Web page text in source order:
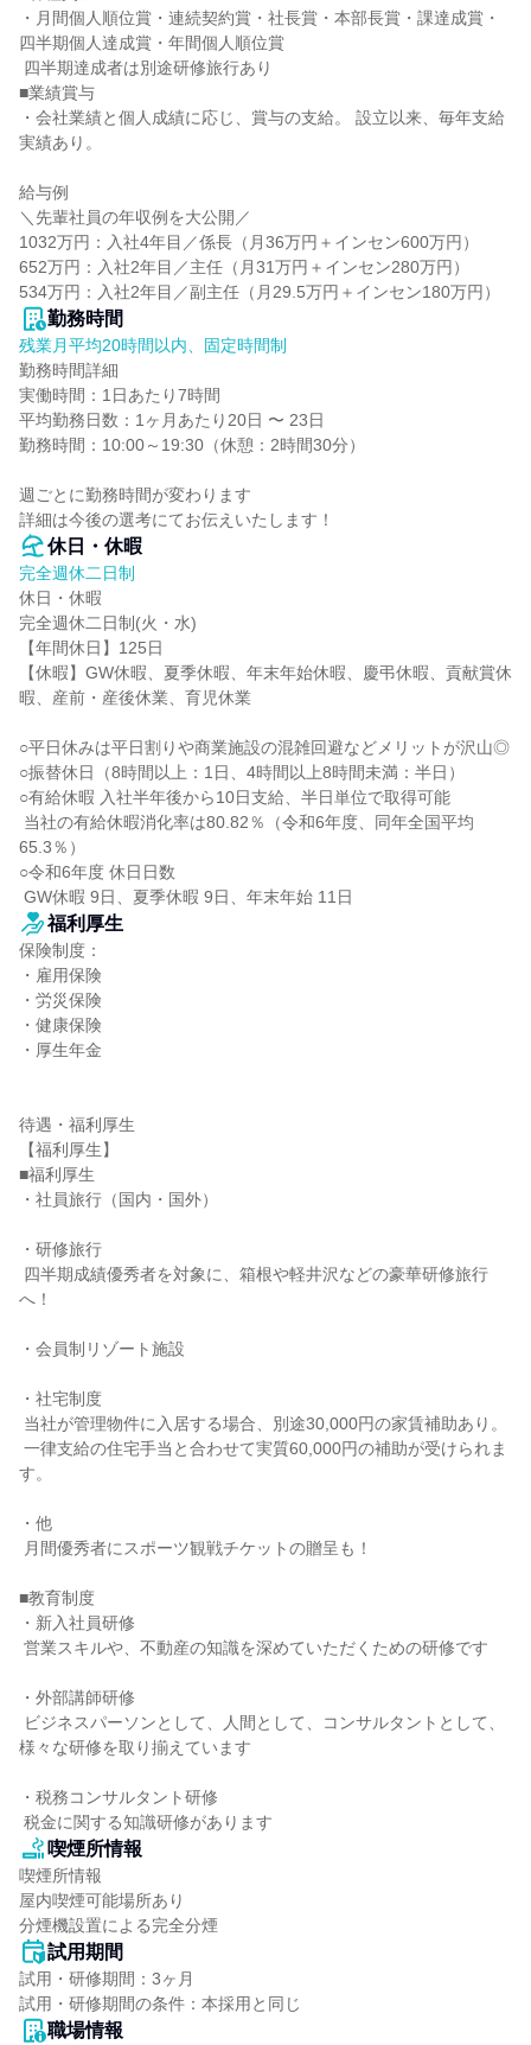
・月間個人順位賞・連続契約賞・社長賞・本部長賞・課達成賞・
四半期個人達成賞・年間個人順位賞
■業績賞与
・会社業績と個人成績に応じ、賞与の支給。 設立以来、毎年支給
実績あり。
給与例
＼先輩社員の年収例を大公開／
1032万円：入社4年目／係長（月36万円＋インセン600万円）
652万円：入社2年目／主任（月31万円＋インセン280万円）
534万円：入社2年目／副主任（月29.5万円＋インセン180万円）
勤務時間
残業月平均20時間以内、固定時間制
勤務時間詳細
実働時間：1日あたり7時間
平均勤務日数：1ヶ月あたり20日 〜 23日
勤務時間：10:00～19:30（休憩：2時間30分）
週ごとに勤務時間が変わります
詳細は今後の選考にてお伝えいたします！
休日・休暇
完全週休二日制
休日・休暇
完全週休二日制(火・水)
【年間休日】125日
【休暇】GW休暇、夏季休暇、年末年始休暇、慶弔休暇、貢献賞休
暇、産前・産後休業、育児休業
○平日休みは平日割りや商業施設の混雑回避などメリットが沢山◎
○振替休日（8時間以上：1日、4時間以上8時間未満：半日）
○有給休暇 入社半年後から10日支給、半日単位で取得可能
65.3％）
○令和6年度 休日日数
GW休暇 9日、夏季休暇 9日、年末年始 11日
福利厚生
保険制度：
・雇用保険
・労災保険
・健康保険
・厚生年金
待遇・福利厚生
【福利厚生】
■福利厚生
・社員旅行（国内・国外）
・研修旅行
へ！
・会員制リゾート施設
・社宅制度
す。
・他
■教育制度
・新入社員研修
・外部講師研修
様々な研修を取り揃えています
・税務コンサルタント研修
税金に関する知識研修があります
喫煙所情報
喫煙所情報
屋内喫煙可能場所あり
分煙機設置による完全分煙
試用期間
試用・研修期間：3ヶ月
職場情報